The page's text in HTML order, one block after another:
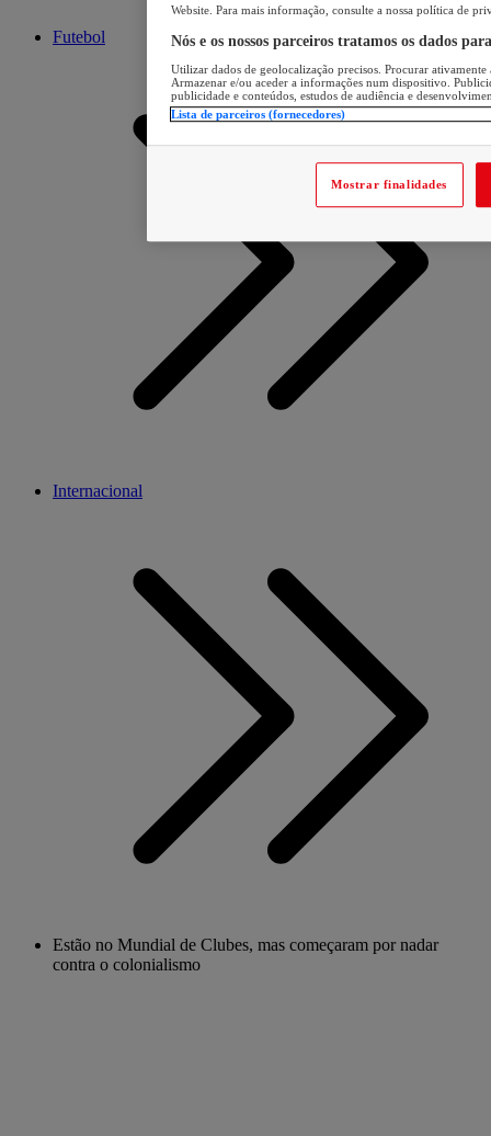
Futebol
Internacional
Estão no Mundial de Clubes, mas começaram por nadar
contra o colonialismo
Website. Para mais informação, consulte a nossa política de
Nós e os nossos parceiros tratamos os dados
Utilizar dados de geolocalização precisos. Procurar
Armazenar e/ou aceder a informações num dispositivo.
publicidade e conteúdos, estudos de audiência e
Lista de parceiros (fornecedores)
Mostrar finalidades